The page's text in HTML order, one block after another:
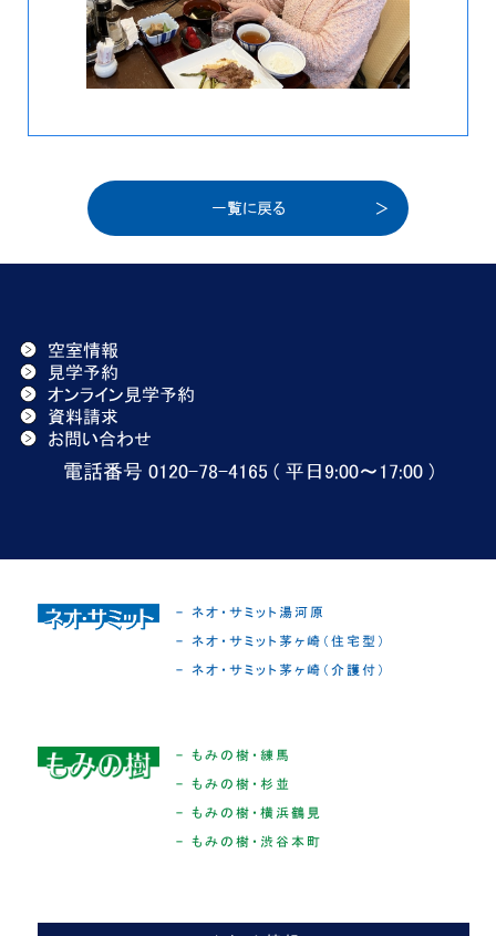
一覧に戻る
空室情報
見学予約
オンライン見学予約
資料請求
お問い合わせ
電話番号 0120-78-4165 ( 平日9:00〜17:00 )
- ネオ・サミット湯河原
- ネオ・サミット茅ヶ崎（住宅型）
- ネオ・サミット茅ヶ崎（介護付）
- もみの樹・練馬
- もみの樹・杉並
- もみの樹・横浜鶴見
- もみの樹・渋谷本町